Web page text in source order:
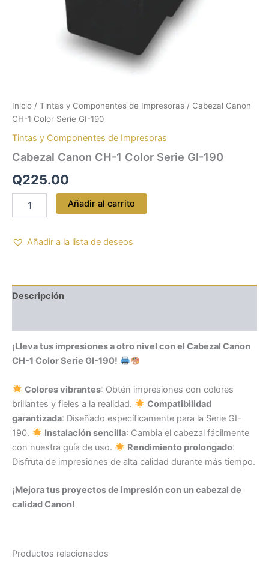
Inicio / Tintas y Componentes de Impresoras / Cabezal Canon
CH-1 Color Serie GI-190
Tintas y Componentes de Impresoras
Cabezal Canon CH-1 Color Serie GI-190
Q225.00
Añadir al carrito
Añadir a la lista de deseos
Descripción
¡Lleva tus impresiones a otro nivel con el Cabezal Canon
CH-1 Color Serie GI-190!
Colores vibrantes: Obtén impresiones con colores
brillantes y fieles a la realidad.
Compatibilidad
garantizada: Diseñado específicamente para la Serie GI-
190.
Instalación sencilla: Cambia el cabezal fácilmente
con nuestra guía de uso.
Rendimiento prolongado:
Disfruta de impresiones de alta calidad durante más tiempo.
¡Mejora tus proyectos de impresión con un cabezal de
calidad Canon!
Productos relacionados